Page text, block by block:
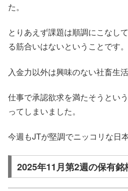
た。
とりあえず課題は順調にこなし
る筋合いはないということです。
入金力以外は興味のない社畜生
仕事で承認欲求を満たそうとい
ってしまいました。
今週もJTが堅調でニッコリな日
2025年11月第2週の保有銘